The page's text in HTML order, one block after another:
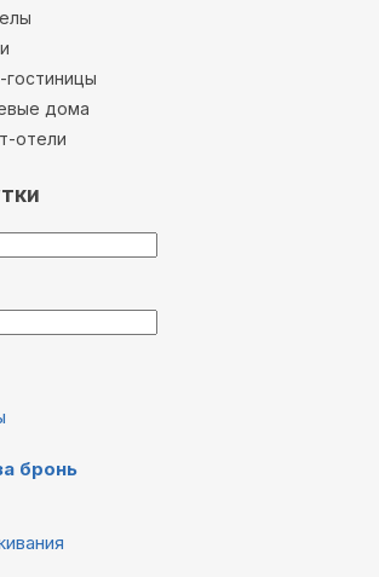
гостиницы
дома
отели
бронь